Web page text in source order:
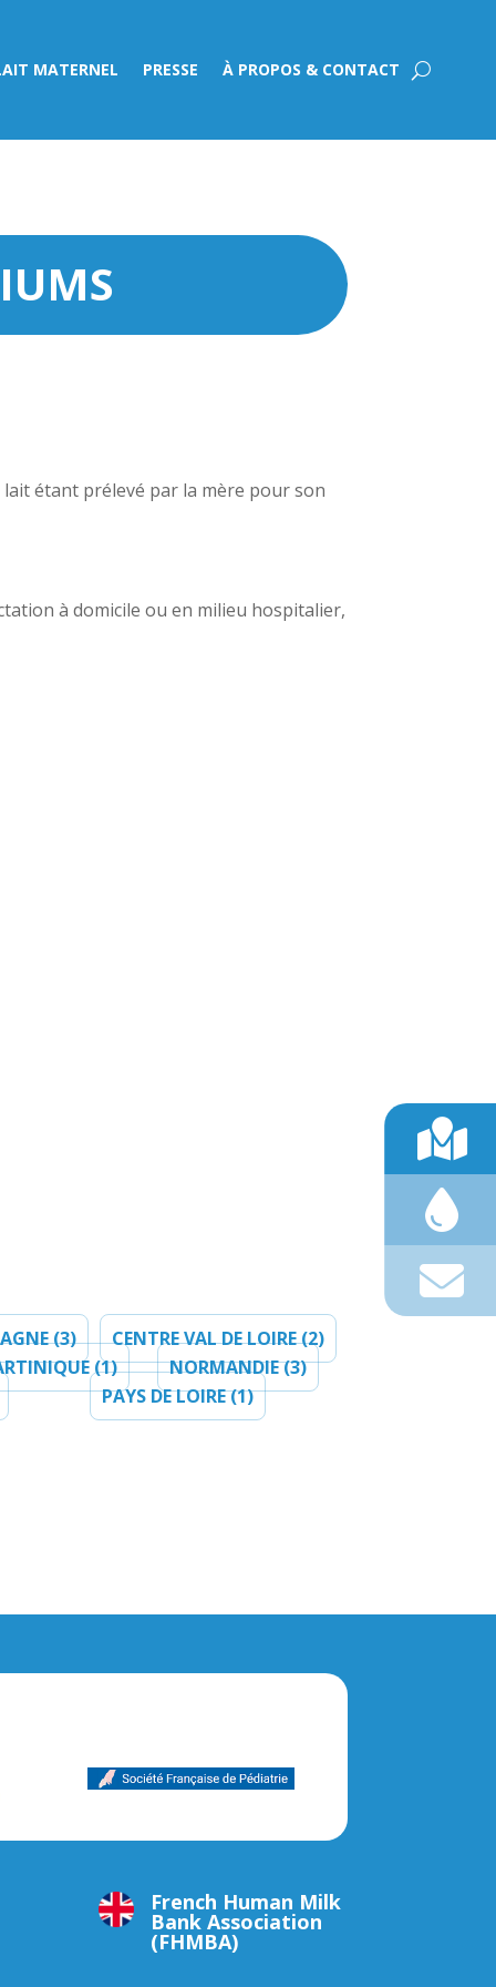
MATERNEL PRESSE À PROPOS & CONTACT
étant prélevé par la mère pour son
à domicile ou en milieu hospitalier,
(3)
CENTRE VAL DE LOIRE (2)
(1)
NORMANDIE (3)
PAYS DE LOIRE (1)
French Human Milk
Bank Association
(FHMBA)